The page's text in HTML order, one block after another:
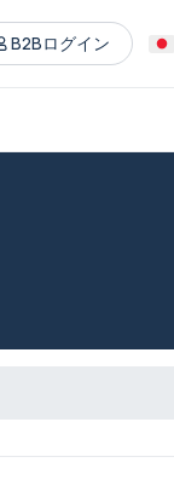
B2Bログイン